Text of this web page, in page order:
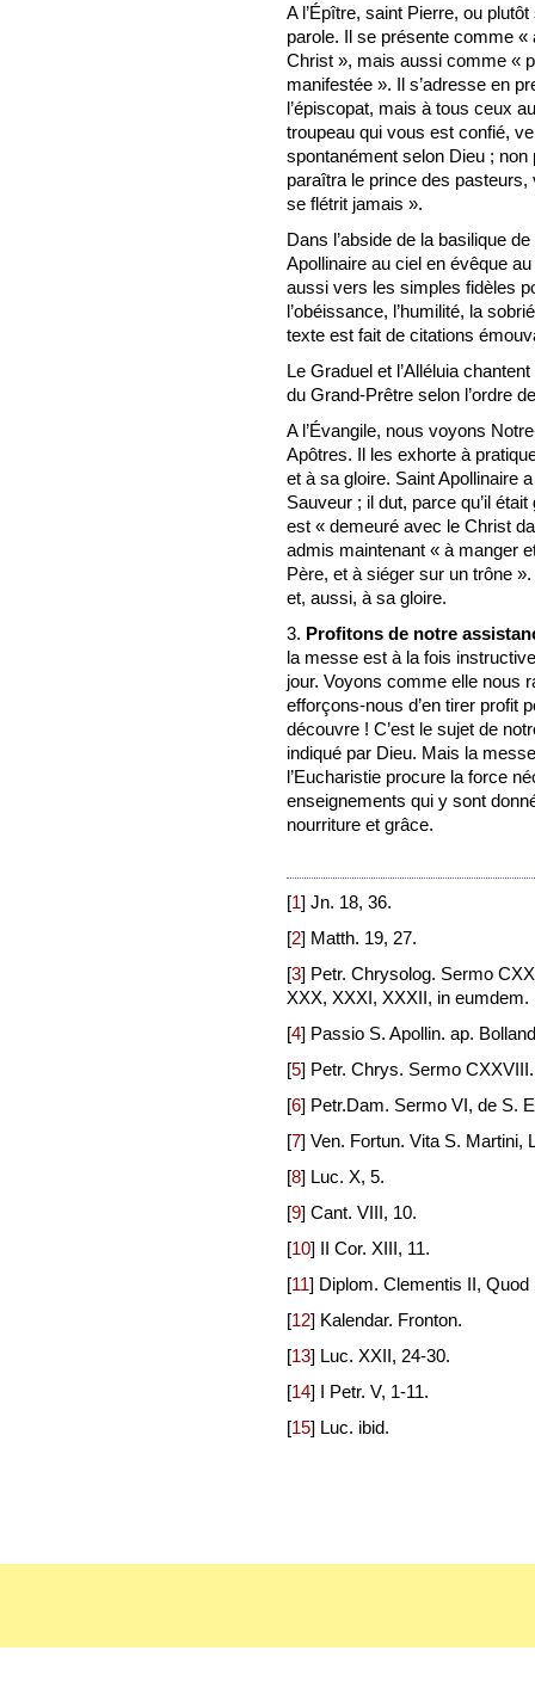
A l’Épître, saint Pierre, ou
parole. Il se présente comme
Christ », mais aussi comme «
manifestée ». Il s’adresse en
l’épiscopat, mais à tous ceux
troupeau qui vous est confié,
spontanément selon Dieu ; non
paraîtra le prince des
se flétrit jamais ».
Dans l’abside de la basilique
Apollinaire au ciel en évêque
aussi vers les simples fidèles
l’obéissance, l’humilité, la
texte est fait de citations
Le Graduel et l’Alléluia
du Grand-Prêtre selon l’ordre
A l’Évangile, nous voyons
Apôtres. Il les exhorte à
et à sa gloire. Saint Apollinaire
Sauveur ; il dut, parce qu’il
est « demeuré avec le Christ
admis maintenant « à manger
Père, et à siéger sur un trône
et, aussi, à sa gloire.
3. Profitons de notre
la messe est à la fois
jour. Voyons comme elle nous
efforçons-nous d’en tirer profit
découvre ! C’est le sujet de
indiqué par Dieu. Mais la
l’Eucharistie procure la force
enseignements qui y sont
nourriture et grâce.
[1] Jn. 18, 36.
[2] Matth. 19, 27.
[3] Petr. Chrysolog. Sermo
XXX, XXXI, XXXII, in eumdem.
[4] Passio S. Apollin. ap.
[5] Petr. Chrys. Sermo CXXVIII.
[6] Petr.Dam. Sermo VI, de S.
[7] Ven. Fortun. Vita S. Martini,
[8] Luc. X, 5.
[9] Cant. VIII, 10.
[10] II Cor. XIII, 11.
[11] Diplom. Clementis II, Quod
[12] Kalendar. Fronton.
[13] Luc. XXII, 24-30.
[14] I Petr. V, 1-11.
[15] Luc. ibid.